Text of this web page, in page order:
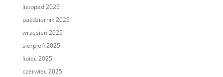
listopad 2025
październik 2025
wrzesień 2025
sierpień 2025
lipiec 2025
czerwiec 2025